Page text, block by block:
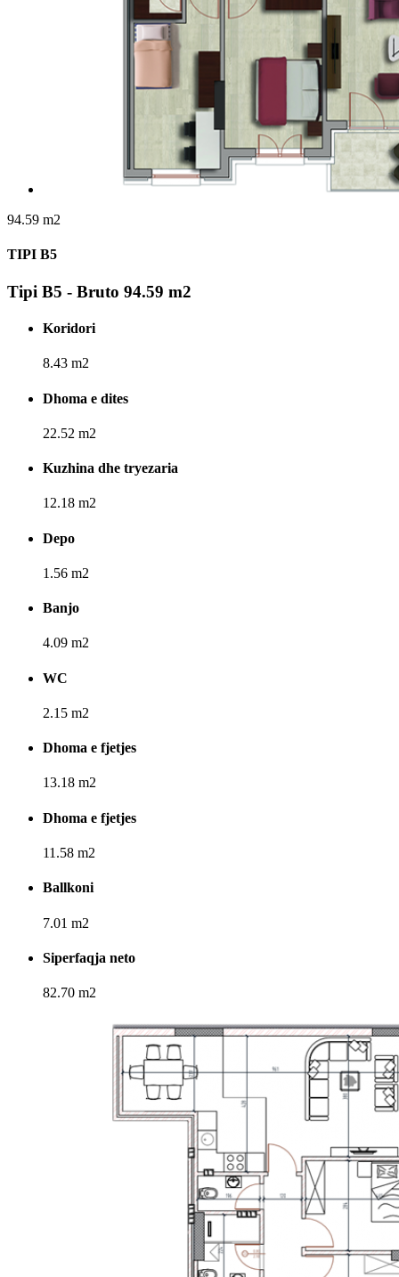
94.59 m2
TIPI B5
Tipi B5 - Bruto 94.59 m2
Koridori
8.43 m2
Dhoma e dites
22.52 m2
Kuzhina dhe tryezaria
12.18 m2
Depo
1.56 m2
Banjo
4.09 m2
WC
2.15 m2
Dhoma e fjetjes
13.18 m2
Dhoma e fjetjes
11.58 m2
Ballkoni
7.01 m2
Siperfaqja neto
82.70 m2